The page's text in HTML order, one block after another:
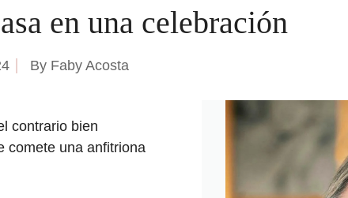
en una celebración
By Faby Acosta
contrario bien
comete una anfitriona